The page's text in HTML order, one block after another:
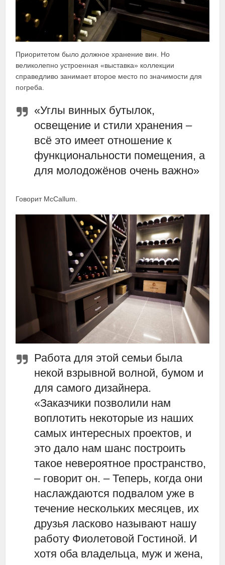
Приоритетом было должное хранение вин. Но
великолепно устроенная «выставка» коллекции
справедливо занимает второе место по значимости для
погреба.
«Углы винных бутылок,
освещение и стили хранения –
всё это имеет отношение к
функциональности помещения, а
для молодожёнов очень важно»
Говорит McCallum.
Работа для этой семьи была
некой взрывной волной, бумом и
для самого дизайнера.
«Заказчики позволили нам
воплотить некоторые из наших
самых интересных проектов, и
это дало нам шанс построить
такое невероятное пространство,
– говорит он. – Теперь, когда они
наслаждаются подвалом уже в
течение нескольких месяцев, их
друзья ласково называют нашу
работу Фиолетовой Гостиной. И
хотя оба владельца, муж и жена,